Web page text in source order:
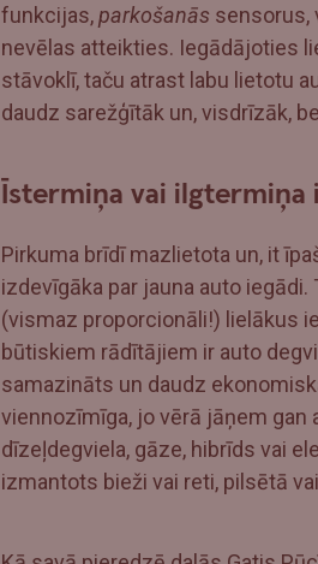
funkcijas,parkošanās sensorus,
nevēlas atteikties. Iegādājoties
stāvoklī, taču atrast labu lietotu
daudz sarežģītāk un, visdrīzāk,
Īstermiņa vai ilgtermiņa
Pirkuma brīdī mazlietota un, it
izdevīgāka par jauna auto iegādi.
(vismaz proporcionāli!) lielākus
būtiskiem rādītājiem ir auto
samazināts un daudz
viennozīmīga, jo vērā jāņem gan
dīzeļdegviela, gāze, hibrīds vai
izmantots bieži vai reti, pilsētā